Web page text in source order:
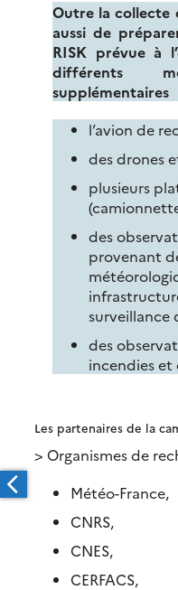
Outre la collecte
aussi de
RISK prévue à
différents
supplémentaires
l’avion de
des drones
plusieurs
des
provenant
surveillance
des
incendies et
Les partenaires de la
> Organismes de
Météo-France,
CNRS,
CNES,
CERFACS,